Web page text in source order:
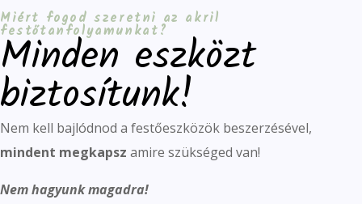
Miért fogod szeretni az akril
festőtanfolyamunkat?
Minden eszközt
biztosítunk!
Nem kell bajlódnod a festőeszközök beszerzésével,
mindent megkapsz amire szükséged van!
Nem hagyunk magadra!